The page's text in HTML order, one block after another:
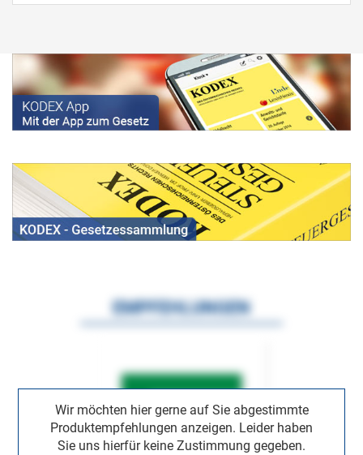
Wir möchten hier gerne auf Sie abgestimmte
Produktempfehlungen anzeigen. Leider haben
Sie uns hierfür keine Zustimmung gegeben.
EMPFEHLUNGEN